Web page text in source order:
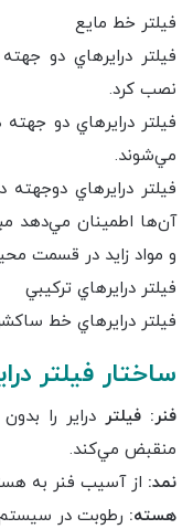
فيلتر خط مايع
فيلتر درايرهاي دو
نصب کرد.
فيلتر درايرهاي دو
مي‌شوند.
فيلتر درايرهاي
آن‌ها اطمينان مي‌دهد
و مواد زايد در قسمت
فيلتر درايرهاي ترکيبي
فيلتر درايرهاي خط
ساختار فيلتر
فنر: فيلتر دراير را
منقبض مي‌کند.
نمد: از آسيب فنر به
هسته: رطوبت در